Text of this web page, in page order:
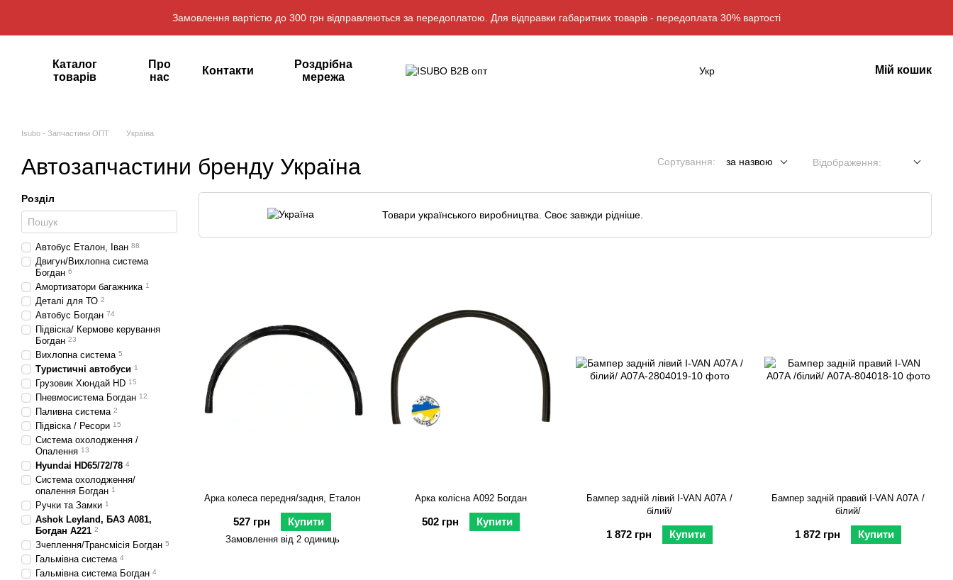
Замовлення вартістю до 300 грн відправляються за передоплатою. Для відправки габаритних товарів - передоплата 30% вартості
Каталог
товарів
Про
нас
Контакти
Роздрібна
мережа
Укр Мій кошик
Isubo - Запчастини ОПТ Україна
Автозапчастини бренду Україна Сортування: за назвою Відображення:
Товари українського виробництва. Своє завжди рідніше.
Арка колеса передня/задня, Еталон
527 грн Купити
Замовлення від 2 одиниць
Арка колісна А092 Богдан
502 грн Купити
Бампер задній лівий I-VAN А07А /
білий/
1 872 грн Купити
Бампер задній правий I-VAN А07А /
білий/
1 872 грн Купити
Розділ
Автобус Еталон, Іван 88
Двигун/Вихлопна система
Богдан 6
Амортизатори багажника 1
Деталі для ТО 2
Автобус Богдан 74
Підвіска/ Кермове керування
Богдан 23
Вихлопна система 5
Туристичні автобуси 1
Грузовик Хюндай HD 15
Пневмосистема Богдан 12
Паливна система 2
Підвіска / Ресори 15
Система охолодження /
Опалення 13
Hyundai HD65/72/78 4
Система охолодження/
опалення Богдан 1
Ручки та Замки 1
Ashok Leyland, БАЗ А081,
Богдан А221 2
Зчеплення/Трансмісія Богдан 5
Гальмівна система 4
Гальмівна система Богдан 4